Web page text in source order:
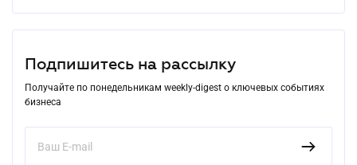
Подпишитесь на рассылку
Получайте по понедельникам weekly-digest о ключевых событиях
бизнеса